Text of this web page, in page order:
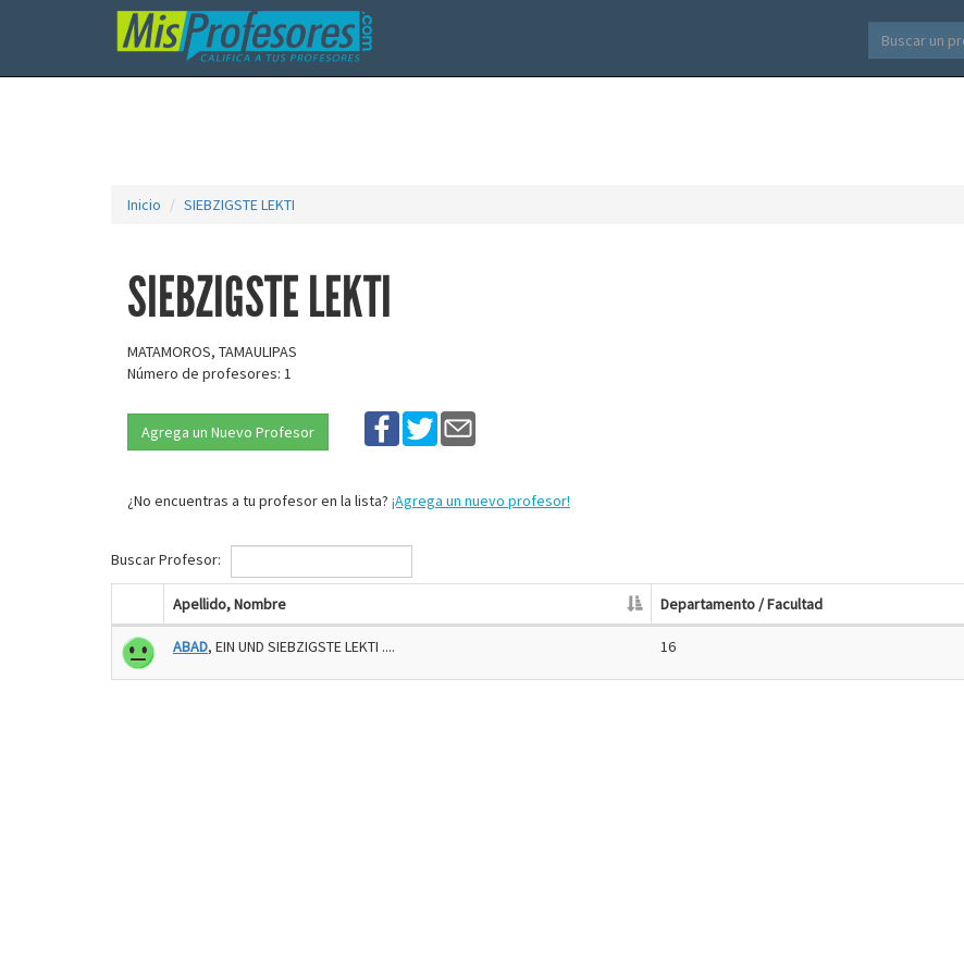
Inicio SIEBZIGSTE LEKTI
SIEBZIGSTE LEKTI
MATAMOROS, TAMAULIPAS
Número de profesores: 1
Agrega un Nuevo Profesor
¿No encuentras a tu profesor en la lista? ¡Agrega un nuevo profesor!
Buscar Profesor:
Apellido, Nombre Departamento / Facultad
ABAD, EIN UND SIEBZIGSTE LEKTI .... 16